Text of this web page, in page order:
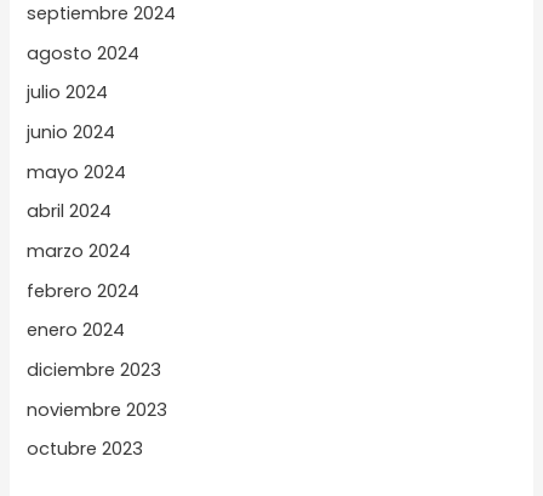
septiembre 2024
agosto 2024
julio 2024
junio 2024
mayo 2024
abril 2024
marzo 2024
febrero 2024
enero 2024
diciembre 2023
noviembre 2023
octubre 2023